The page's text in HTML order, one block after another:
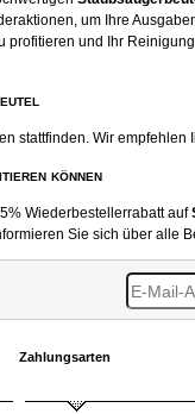
um Ihre
und Ihr
stattfinden. Wir
können
Wiederbestellerrabatt auf
Sie sich über alle
Zahlungsarten